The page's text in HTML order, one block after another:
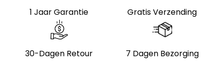
1 Jaar Garantie Gratis Verzending
30-Dagen Retour 7 Dagen Bezorging